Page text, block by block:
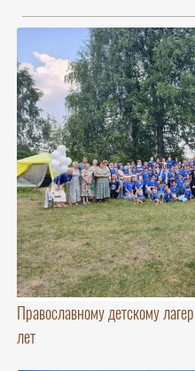
Православному детскому
лет